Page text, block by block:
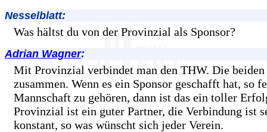
Nesselblatt:
Was hältst du von der Provinzial als Sponsor?
Adrian Wagner:
Mit Provinzial verbindet man den THW. Die beiden
zusammen. Wenn es ein Sponsor geschafft hat, so
Mannschaft zu gehören, dann ist das ein toller
Provinzial ist ein guter Partner, die Verbindung ist
konstant, so was wünscht sich jeder Verein.